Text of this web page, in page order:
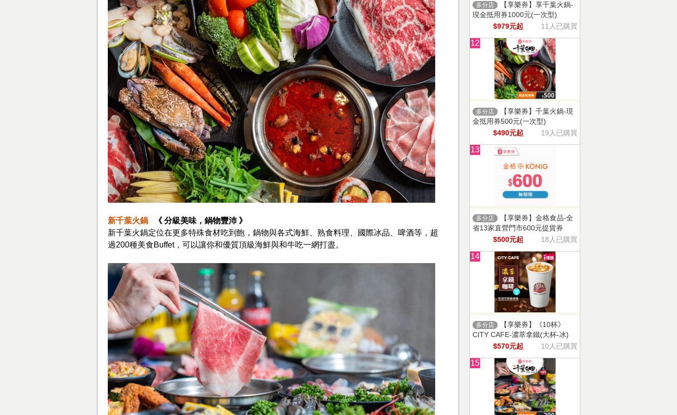
新千葉火鍋
《 分級美味，鍋物豐沛 》
新千葉火鍋定位在更多特殊食材吃到飽，鍋物與各式海鮮、熟食料理、國際冰品、啤酒等，超
過200種美食Buffet，可以讓你和優質頂級海鮮與和牛吃一網打盡。
多分店
【享樂券】享千葉火鍋-
現金抵用券1000元(一次型)
$979元起
11人已購買
12
多分店
【享樂券】千葉火鍋-現
金抵用券500元(一次型)
$490元起
19人已購買
13
多分店
【享樂券】金格食品-全
省13家直營門市600元提貨券
$500元起
18人已購買
14
多分店
【享樂券】《10杯》
CITY CAFE-濃萃拿鐵(大杯-冰)
$570元起
10人已購買
15